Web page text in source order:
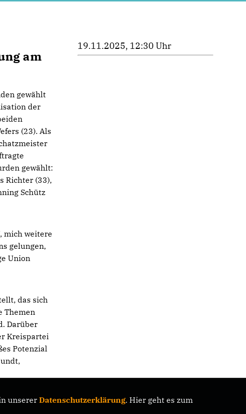
am
gewählt
der
(23). Als
gewählt:
Richter (33),
Schütz
mich weitere
gelungen,
Union
das sich
Themen
Darüber
Kreispartei
Potenzial
19.11.2025, 12:30 Uhr
unserer Datenschutzerklärung. Hier geht es zum